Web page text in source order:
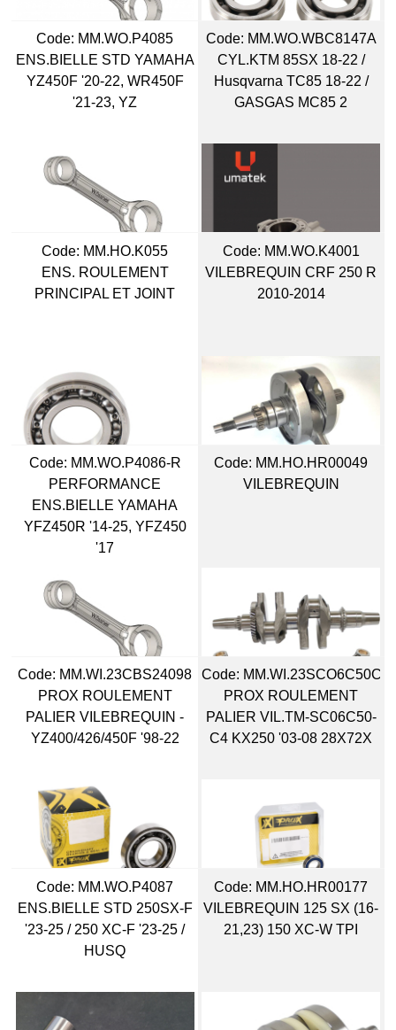
Code: MM.WO.P4085
ENS.BIELLE STD YAMAHA
YZ450F '20-22, WR450F
'21-23, YZ
Code: MM.WO.WBC8147A
CYL.KTM 85SX 18-22 /
Husqvarna TC85 18-22 /
GASGAS MC85 2
Code: MM.HO.K055
ENS. ROULEMENT
PRINCIPAL ET JOINT
Code: MM.WO.K4001
VILEBREQUIN CRF 250 R
2010-2014
Code: MM.WO.P4086-R
PERFORMANCE
ENS.BIELLE YAMAHA
YFZ450R '14-25, YFZ450
'17
Code: MM.HO.HR00049
VILEBREQUIN
Code: MM.WI.23CBS24098
PROX ROULEMENT
PALIER VILEBREQUIN -
YZ400/426/450F '98-22
Code: MM.WI.23SCO6C50C4
PROX ROULEMENT
PALIER VIL.TM-SC06C50-
C4 KX250 '03-08 28X72X
Code: MM.WO.P4087
ENS.BIELLE STD 250SX-F
'23-25 / 250 XC-F '23-25 /
HUSQ
Code: MM.HO.HR00177
VILEBREQUIN 125 SX (16-
21,23) 150 XC-W TPI